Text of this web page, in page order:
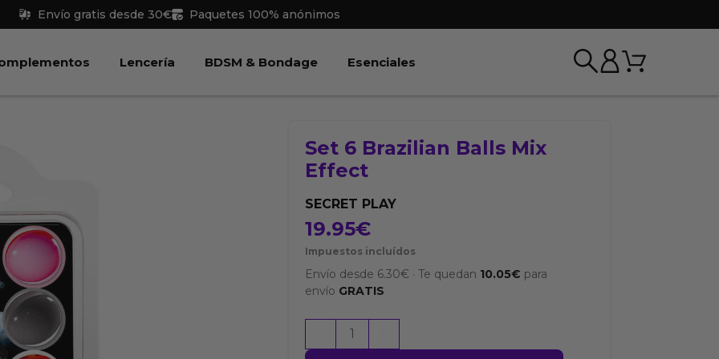
Envío gratis desde 30€ Paquetes 100% anónimos
Juguetes Abrir Complementos
Lencería Abrir Lencería
BDSM & Bondage Abrir BDSM & Bondage
Esenciales Carrito
Set 6 Brazilian Balls Mix
Effect
SECRET PLAY
19.95€
Impuestos incluídos
Envío desde 6.30€ ·Te quedan 10.05€ para
envío GRATIS
6